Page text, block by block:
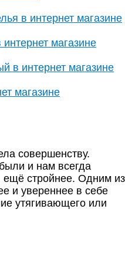
в интернет магазине
магазине
в интернет магазине
магазине
совершенству.
и нам всегда
ещё стройнее. Одним из
и увереннее в себе
утягивающего или